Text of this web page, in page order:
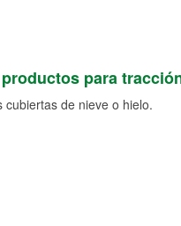
para
de nieve o hielo.